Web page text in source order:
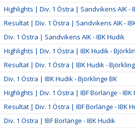
Highlights | Div. 1 Östra | Sandvikens AIK -
Resultat | Div. 1 Östra | Sandvikens AIK -
Div. 1 Östra | Sandvikens AIK - IBK Hudik
Highlights | Div. 1 Östra | IBK Hudik -
Resultat | Div. 1 Östra | IBK Hudik -
Div. 1 Östra | IBK Hudik - Björklinge BK
Highlights | Div. 1 Östra | IBF Borlänge - IBK
Resultat | Div. 1 Östra | IBF Borlänge - IBK
Div. 1 Östra | IBF Borlänge - IBK Hudik